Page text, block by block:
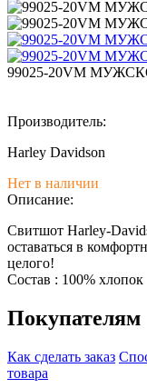
99025-20VM
Производитель:
Harley Davidson
Нет в наличии
Описание:
Свитшот Harley-
оставаться в
целого!
Состав : 100% хлопок
Покупателям
Как сделать заказ
товара